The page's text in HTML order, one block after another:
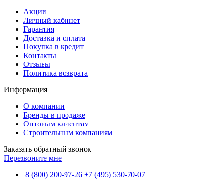
Акции
Личный кабинет
Гарантия
Доставка и оплата
Покупка в кредит
Контакты
Отзывы
Политика возврата
Информация
О компании
Бренды в продаже
Оптовым клиентам
Строительным компаниям
Заказать обратный звонок
Перезвоните мне
8 (800) 200-97-26 +7 (495) 530-70-07